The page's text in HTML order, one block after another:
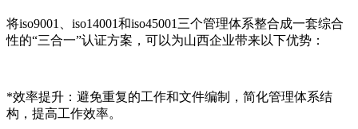
将iso9001、iso14001和iso45001三个管理体系整合成一套综合
性的“三合一”认证方案，可以为山西企业带来以下优势：
*效率提升：避免重复的工作和文件编制，简化管理体系结
构，提高工作效率。